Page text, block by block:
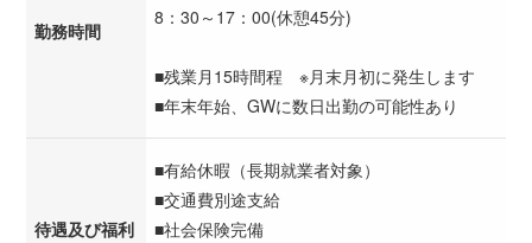
勤務時間
8：30～17：00(休憩45分)
■残業月15時間程 ※月末月初に発生します
■年末年始、GWに数日出勤の可能性あり
待遇及び福利
■有給休暇（長期就業者対象）
■交通費別途支給
■社会保険完備